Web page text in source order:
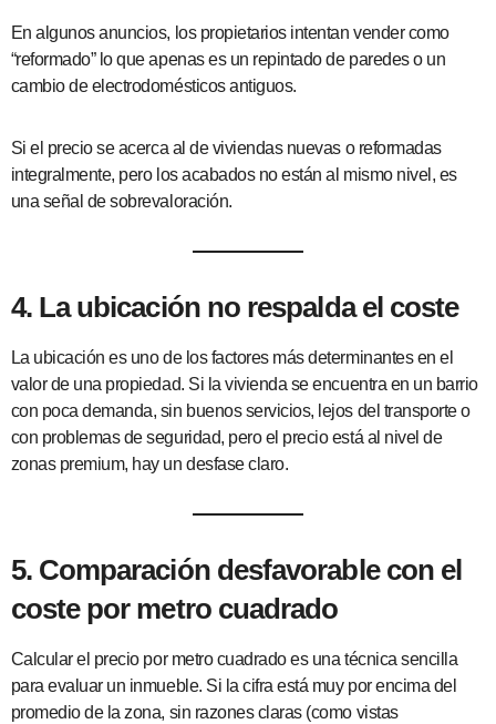
En algunos anuncios, los propietarios intentan vender como
“reformado” lo que apenas es un repintado de paredes o un
cambio de electrodomésticos antiguos.
Si el precio se acerca al de viviendas nuevas o reformadas
integralmente, pero los acabados no están al mismo nivel, es
una señal de sobrevaloración.
4. La ubicación no respalda el coste
La ubicación es uno de los factores más determinantes en el
valor de una propiedad. Si la vivienda se encuentra en un barrio
con poca demanda, sin buenos servicios, lejos del transporte o
con problemas de seguridad, pero el precio está al nivel de
zonas premium, hay un desfase claro.
5. Comparación desfavorable con el
coste por metro cuadrado
Calcular el precio por metro cuadrado es una técnica sencilla
para evaluar un inmueble. Si la cifra está muy por encima del
promedio de la zona, sin razones claras (como vistas